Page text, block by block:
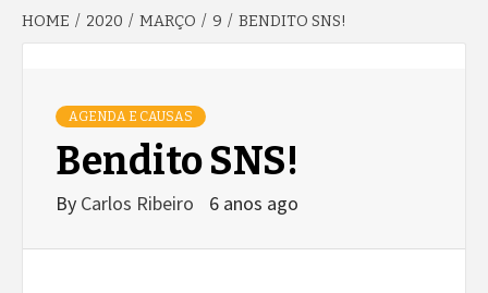
HOME 2020 MARÇO 9 BENDITO SNS!
AGENDA E CAUSAS
Bendito SNS!
By Carlos Ribeiro 6 anos ago